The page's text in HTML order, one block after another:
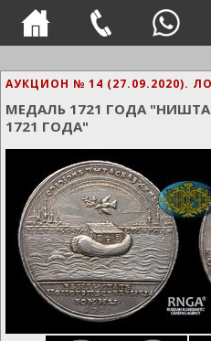
АУКЦИОН № 14 (27.09.2020).
МЕДАЛЬ 1721 ГОДА
1721 ГОДА"